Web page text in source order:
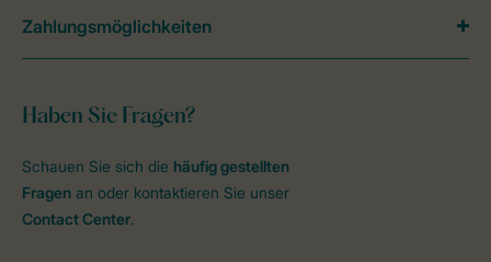
Haben Sie Fragen?
Schauen Sie sich die häufig gestellten
Fragen an oder kontaktieren Sie unser
Contact Center.
Zahlungsmöglichkeiten